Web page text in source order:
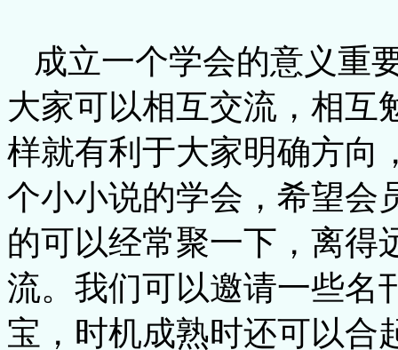
成立一个学会的意义重
大家可以相互交流，相互
样就有利于大家明确方向
个小小说的学会，希望会
的可以经常聚一下，离得
流。我们可以邀请一些名
宝，时机成熟时还可以合